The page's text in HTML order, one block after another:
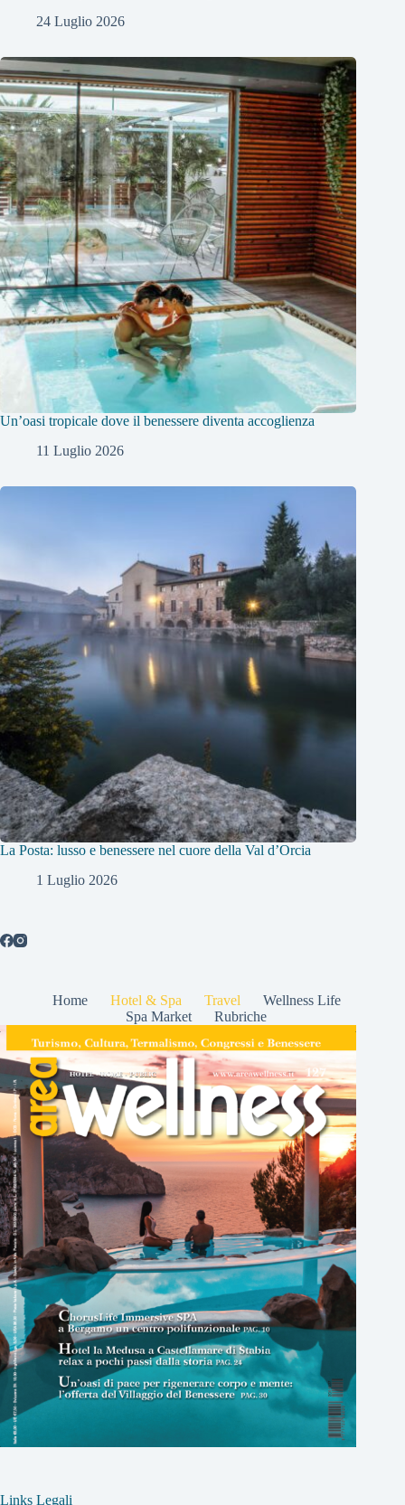
24 Luglio 2026
Un’oasi tropicale dove il benessere diventa accoglienza
11 Luglio 2026
La Posta: lusso e benessere nel cuore della Val d’Orcia
1 Luglio 2026
Home Hotel & Spa Travel
Wellness Life
Spa Market
Rubriche
Links Legali